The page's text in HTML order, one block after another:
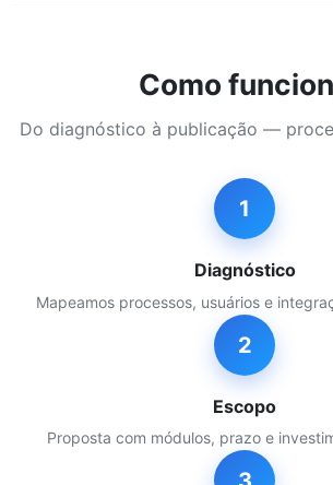
Como
Do diagnóstico à publicação —
1
Diagnóstico
Mapeamos processos, usuários e
2
Escopo
Proposta com módulos, prazo e